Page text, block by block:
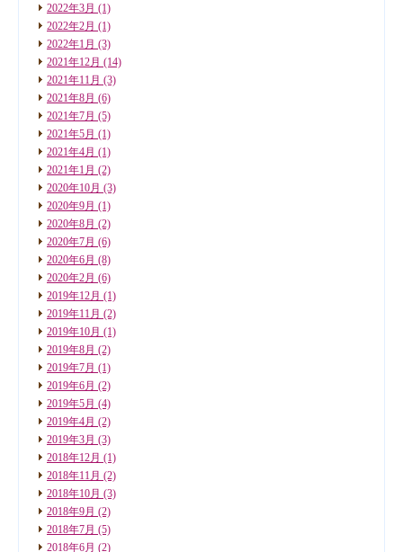
2022年3月 (1)
2022年2月 (1)
2022年1月 (3)
2021年12月 (14)
2021年11月 (3)
2021年8月 (6)
2021年7月 (5)
2021年5月 (1)
2021年4月 (1)
2021年1月 (2)
2020年10月 (3)
2020年9月 (1)
2020年8月 (2)
2020年7月 (6)
2020年6月 (8)
2020年2月 (6)
2019年12月 (1)
2019年11月 (2)
2019年10月 (1)
2019年8月 (2)
2019年7月 (1)
2019年6月 (2)
2019年5月 (4)
2019年4月 (2)
2019年3月 (3)
2018年12月 (1)
2018年11月 (2)
2018年10月 (3)
2018年9月 (2)
2018年7月 (5)
2018年6月 (2)